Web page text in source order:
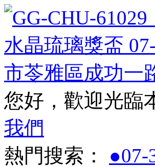
您好，歡迎光臨
我們
熱門搜索： ●07-